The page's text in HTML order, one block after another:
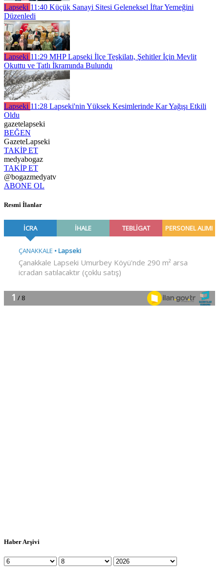
Lapseki 11:40 Küçük Sanayi Sitesi Geleneksel İftar Yemeğini
Düzenledi
Lapseki 11:29 MHP Lapseki İlçe Teşkilatı, Şehitler İçin Mevlit
Okuttu ve Tatlı İkramında Bulundu
Lapseki 11:28 Lapseki'nin Yüksek Kesimlerinde Kar Yağışı Etkili
Oldu
gazetelapseki
BEĞEN
GazeteLapseki
TAKİP ET
medyabogaz
TAKİP ET
@bogazmedyatv
ABONE OL
Resmî İlanlar
Haber Arşivi